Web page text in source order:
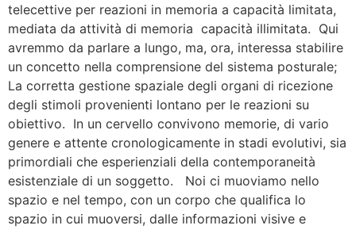
telecettive per reazioni in memoria a capacità limitata,
mediata da attività di memoria capacità illimitata. Qui
avremmo da parlare a lungo, ma, ora, interessa stabilire
un concetto nella comprensione del sistema posturale;
La corretta gestione spaziale degli organi di ricezione
degli stimoli provenienti lontano per le reazioni su
obiettivo. In un cervello convivono memorie, di vario
genere e attente cronologicamente in stadi evolutivi, sia
primordiali che esperienziali della contemporaneità
esistenziale di un soggetto. Noi ci muoviamo nello
spazio e nel tempo, con un corpo che qualifica lo
spazio in cui muoversi, dalle informazioni visive e